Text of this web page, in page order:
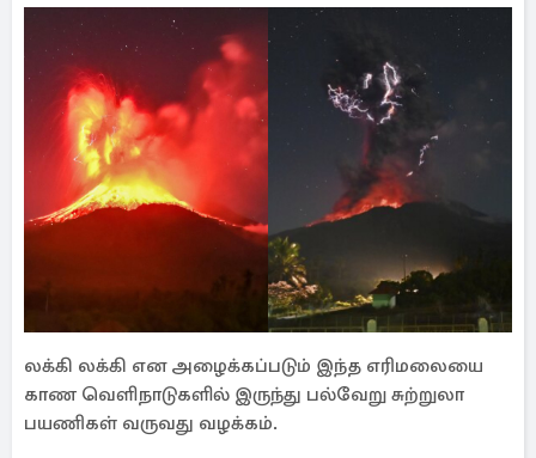
லக்கி லக்கி என அழைக்கப்படும் இந்த எரிமலையை
காண வெளிநாடுகளில் இருந்து பல்வேறு சுற்றுலா
பயணிகள் வருவது வழக்கம்.